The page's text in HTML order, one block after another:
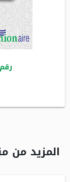
المزيد من